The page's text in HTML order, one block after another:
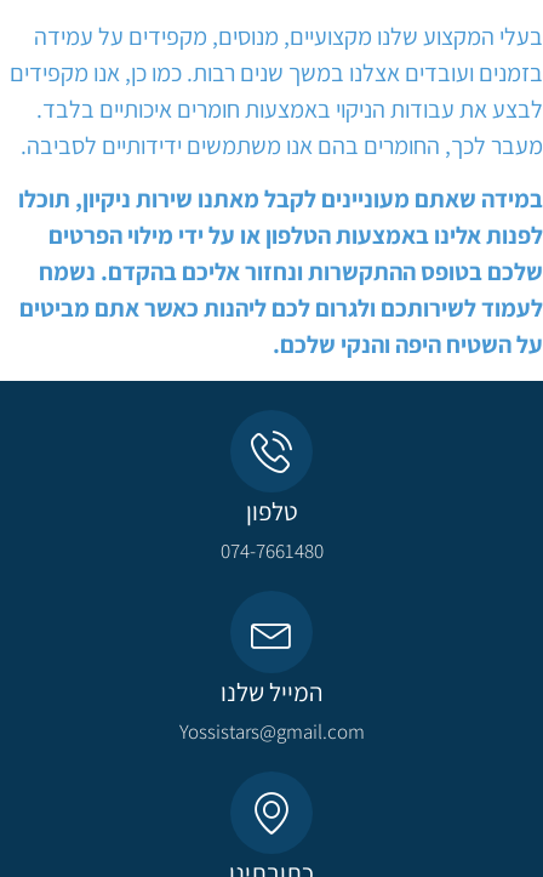
בעלי המקצוע שלנו מקצועיים, מנוסים, מקפידים על עמידה
בזמנים ועובדים אצלנו במשך שנים רבות. כמו כן, אנו מקפידים
לבצע את עבודות הניקוי באמצעות חומרים איכותיים בלבד.
מעבר לכך, החומרים בהם אנו משתמשים ידידותיים לסביבה.
במידה שאתם מעוניינים לקבל מאתנו שירות ניקיון, תוכלו
לפנות אלינו באמצעות הטלפון או על ידי מילוי הפרטים
שלכם בטופס ההתקשרות ונחזור אליכם בהקדם. נשמח
לעמוד לשירותכם ולגרום לכם ליהנות כאשר אתם מביטים
על השטיח היפה והנקי שלכם.
טלפון
074-7661480
המייל שלנו
Yossistars@gmail.com​